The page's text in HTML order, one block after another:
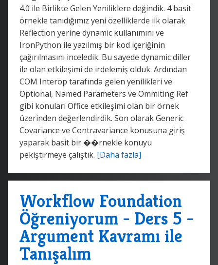
4.0 ile Birlikte Gelen Yeniliklere değindik. 4 basit
örnekle tanıdığımız yeni özelliklerde ilk olarak
Reflection yerine dynamic kullanımını ve
IronPython ile yazılmış bir kod içeriğinin
çağırılmasını inceledik. Bu sayede dynamic diller
ile olan etkileşimi de irdelemiş olduk. Ardından
COM Interop tarafında gelen yenilikleri ve
Optional, Named Parameters ve Ommiting Ref
gibi konuları Office etkileşimi olan bir örnek
üzerinden değerlendirdik. Son olarak Generic
Covariance ve Contravariance konusuna giriş
yaparak basit bir ��rnekle konuyu
pekiştirmeye çalıştık. [Daha fazla]
Workflow Foundation
Öğreniyorum - Ders 5 -
Argument Kavramı ile
Tanışalım